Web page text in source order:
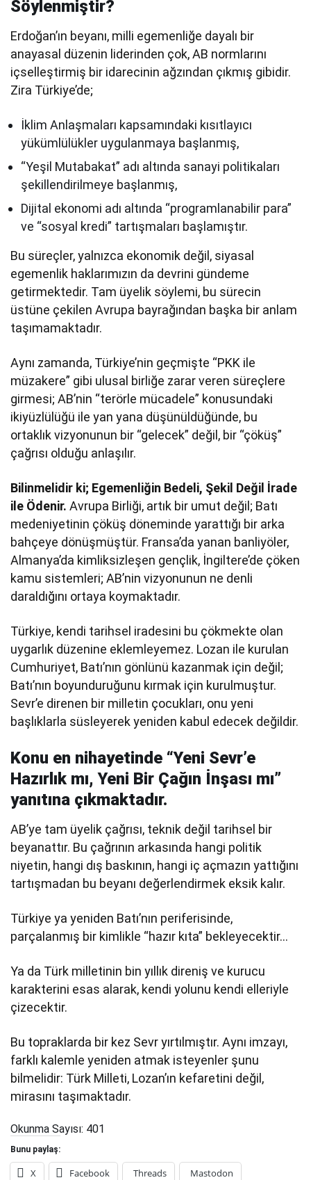
Söylenmiştir?
Erdoğan’ın beyanı, milli egemenliğe dayalı bir
anayasal düzenin liderinden çok, AB normlarını
içselleştirmiş bir idarecinin ağzından çıkmış gibidir.
Zira Türkiye’de;
İklim Anlaşmaları kapsamındaki kısıtlayıcı
yükümlülükler uygulanmaya başlanmış,
“Yeşil Mutabakat” adı altında sanayi politikaları
şekillendirilmeye başlanmış,
Dijital ekonomi adı altında “programlanabilir para”
ve “sosyal kredi” tartışmaları başlamıştır.
Bu süreçler, yalnızca ekonomik değil, siyasal
egemenlik haklarımızın da devrini gündeme
getirmektedir. Tam üyelik söylemi, bu sürecin
üstüne çekilen Avrupa bayrağından başka bir anlam
taşımamaktadır.
Aynı zamanda, Türkiye’nin geçmişte “PKK ile
müzakere” gibi ulusal birliğe zarar veren süreçlere
girmesi; AB’nin “terörle mücadele” konusundaki
ikiyüzlülüğü ile yan yana düşünüldüğünde, bu
ortaklık vizyonunun bir “gelecek” değil, bir “çöküş”
çağrısı olduğu anlaşılır.
Bilinmelidir ki; Egemenliğin Bedeli, Şekil Değil İrade
ile Ödenir.Avrupa Birliği, artık bir umut değil; Batı
medeniyetinin çöküş döneminde yarattığı bir arka
bahçeye dönüşmüştür. Fransa’da yanan banliyöler,
Almanya’da kimliksizleşen gençlik, İngiltere’de çöken
kamu sistemleri; AB’nin vizyonunun ne denli
daraldığını ortaya koymaktadır.
Türkiye, kendi tarihsel iradesini bu çökmekte olan
uygarlık düzenine eklemleyemez. Lozan ile kurulan
Cumhuriyet, Batı’nın gönlünü kazanmak için değil;
Batı’nın boyunduruğunu kırmak için kurulmuştur.
Sevr’e direnen bir milletin çocukları, onu yeni
başlıklarla süsleyerek yeniden kabul edecek değildir.
Konu en nihayetinde “Yeni Sevr’e
Hazırlık mı, Yeni Bir Çağın İnşası mı”
yanıtına çıkmaktadır.
AB’ye tam üyelik çağrısı, teknik değil tarihsel bir
beyanattır. Bu çağrının arkasında hangi politik
niyetin, hangi dış baskının, hangi iç açmazın yattığını
tartışmadan bu beyanı değerlendirmek eksik kalır.
Türkiye ya yeniden Batı’nın periferisinde,
parçalanmış bir kimlikle “hazır kıta” bekleyecektir…
Ya da Türk milletinin bin yıllık direniş ve kurucu
karakterini esas alarak, kendi yolunu kendi elleriyle
çizecektir.
Bu topraklarda bir kez Sevr yırtılmıştır. Aynı imzayı,
farklı kalemle yeniden atmak isteyenler şunu
bilmelidir: Türk Milleti, Lozan’ın kefaretini değil,
mirasını taşımaktadır.
Okunma Sayısı: 401
Bunu paylaş:
X Facebook Threads Mastodon